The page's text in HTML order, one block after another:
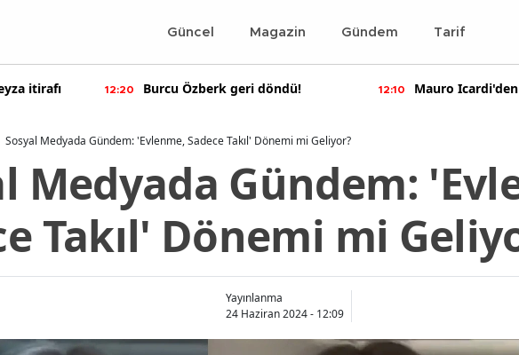
Güncel Magazin Gündem Tarif
12:10
Mauro Icardi'den olay yaratan
11:55
Bennu Gerede
Sosyal Medyada Gündem: 'Evlenme, Sadece Takıl' Dönemi mi Geliyor?
Medyada Gündem:
Takıl' Dönemi mi
Yayınlanma
24 Haziran 2024 - 12:09